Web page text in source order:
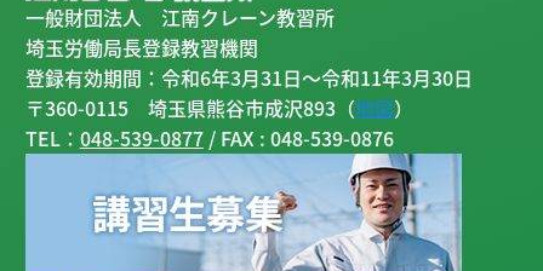
一般財団法人 江南クレーン教習所
埼玉労働局長登録教習機関
登録有効期間：令和6年3月31日～令和11年3月30日
〒360-0115 埼玉県熊谷市成沢893（地図）
TEL： 048-539-0877/ FAX : 048-539-0876